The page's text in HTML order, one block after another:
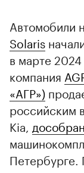
Автомобили
Solaris
в марте
компания
«АГР»)
российским
Kia,